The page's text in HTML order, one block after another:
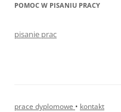
POMOC W PISANIU PRACY
pisanie prac
prace dyplomowe • kontakt